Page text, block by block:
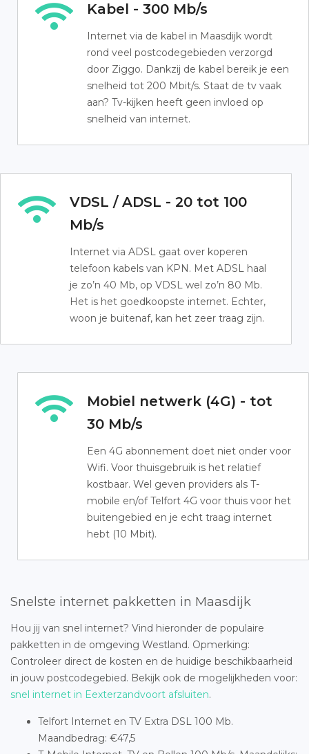
Kabel - 300 Mb/s
Internet via de kabel in Maasdijk wordt
rond veel postcodegebieden verzorgd
door Ziggo. Dankzij de kabel bereik je een
snelheid tot 200 Mbit/s. Staat de tv vaak
aan? Tv-kijken heeft geen invloed op
snelheid van internet.
VDSL / ADSL - 20 tot 100
Mb/s
Internet via ADSL gaat over koperen
telefoon kabels van KPN. Met ADSL haal
je zo’n 40 Mb, op VDSL wel zo’n 80 Mb.
Het is het goedkoopste internet. Echter,
woon je buitenaf, kan het zeer traag zijn.
Mobiel netwerk (4G) - tot
30 Mb/s
Een 4G abonnement doet niet onder voor
Wifi. Voor thuisgebruik is het relatief
kostbaar. Wel geven providers als T-
mobile en/of Telfort 4G voor thuis voor het
buitengebied en je echt traag internet
hebt (10 Mbit).
Snelste internet pakketten in Maasdijk
Hou jij van snel internet? Vind hieronder de populaire
pakketten in de omgeving Westland. Opmerking:
Controleer direct de kosten en de huidige beschikbaarheid
in jouw postcodegebied. Bekijk ook de mogelijkheden voor:
snel internet in Eexterzandvoort afsluiten.
Telfort Internet en TV Extra DSL 100 Mb.
Maandbedrag: €47,5